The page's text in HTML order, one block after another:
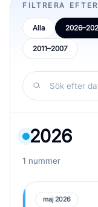
FILTRERA
Alla
2011–2007
Sök efter datum,
2026
1 nummer
maj 2026